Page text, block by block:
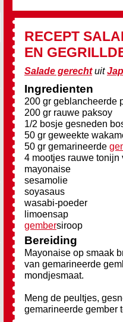
RECEPT
EN
Salade gerechtuit
Ingredienten
200 gr geblancheerde
200 gr rauwe paksoy
1/2 bosje gesneden
50 gr geweekte
50 gr gemarineerde
4 mootjes rauwe tonijn
mayonaise
sesamolie
soyasaus
wasabi-poeder
limoensap
gembersiroop
Bereiding
Mayonaise op smaak
van gemarineerde
mondjesmaat.
Meng de peultjes,
gemarineerde gember